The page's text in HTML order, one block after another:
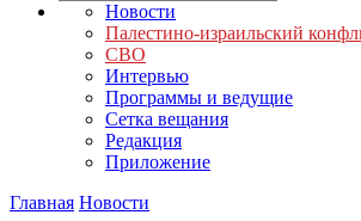
Новости
Палестино-израильский
СВО
Интервью
Программы и ведущие
Сетка вещания
Редакция
Приложение
Главная Новости